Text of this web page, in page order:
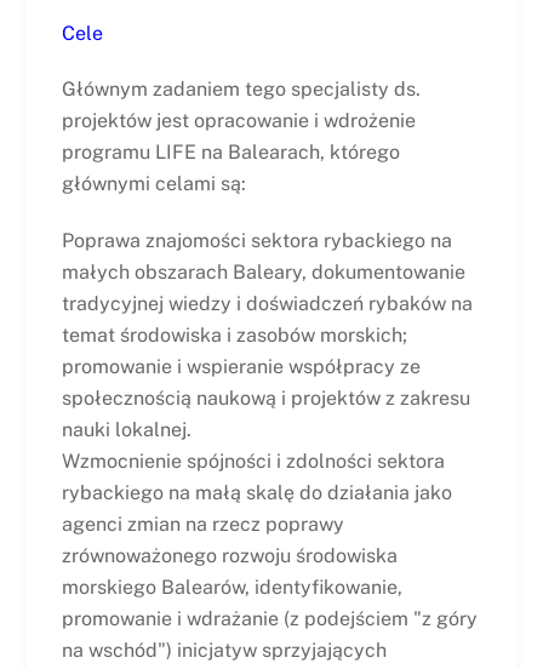
Cele
Głównym zadaniem tego specjalisty ds.
projektów jest opracowanie i wdrożenie
programu LIFE na Balearach, którego
głównymi celami są:
Poprawa znajomości sektora rybackiego na
małych obszarach Baleary, dokumentowanie
tradycyjnej wiedzy i doświadczeń rybaków na
temat środowiska i zasobów morskich;
promowanie i wspieranie współpracy ze
społecznością naukową i projektów z zakresu
nauki lokalnej.
Wzmocnienie spójności i zdolności sektora
rybackiego na małą skalę do działania jako
agenci zmian na rzecz poprawy
zrównoważonego rozwoju środowiska
morskiego Balearów, identyfikowanie,
promowanie i wdrażanie (z podejściem "z góry
na wschód") inicjatyw sprzyjających